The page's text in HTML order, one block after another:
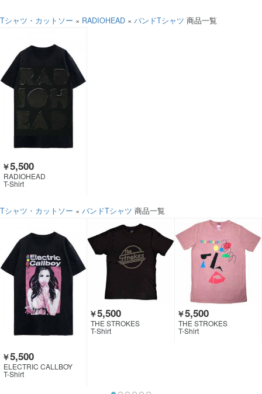
Tシャツ・カットソー × RADIOHEAD × バンドTシャツ 商品一覧
￥5,500
RADIOHEAD
T-Shirt
Tシャツ・カットソー × バンドTシャツ 商品一覧
￥5,500
ELECTRIC CALLBOY
T-Shirt
￥5,500
THE STROKES
T-Shirt
￥5,500
THE STROKES
T-Shirt